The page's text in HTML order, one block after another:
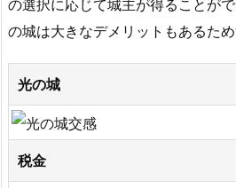
の選択に応じて城主が得ることが
の城は大きなデメリットもあるため
光の城
税金